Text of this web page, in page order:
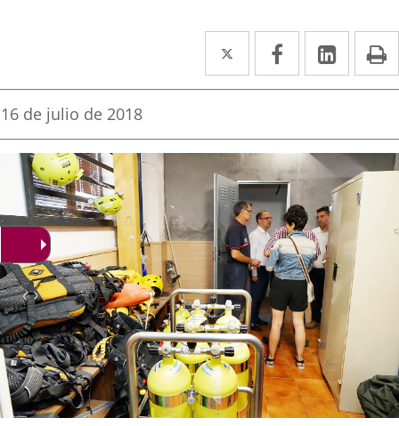
Twitter
Enlace
a
aplicación
externa.
Facebook
Enlace
a
aplicación
externa.
Enlace
a
Fecha
la
noticia
16 de julio de 2018